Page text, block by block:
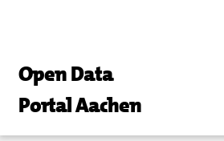
Open Data
Portal Aachen